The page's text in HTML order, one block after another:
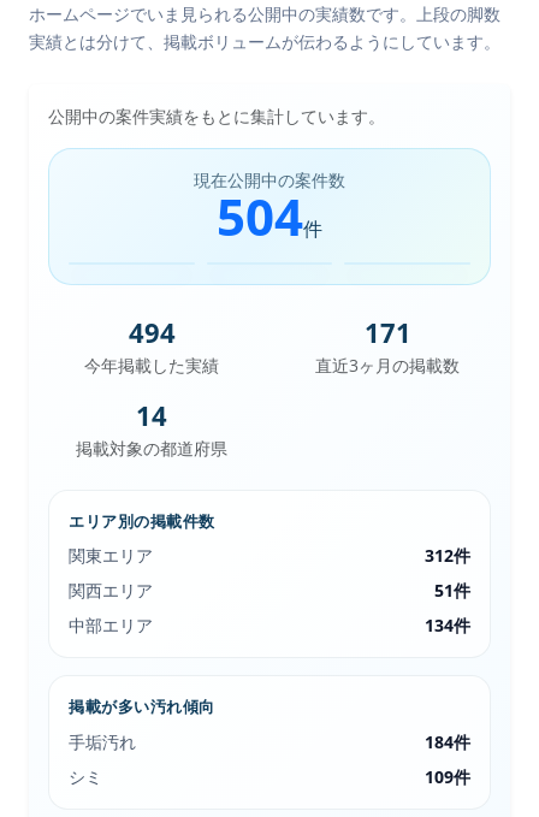
ホームページでいま見られる公開中の実績数です。上段の脚数
実績とは分けて、掲載ボリュームが伝わるようにしています。
公開中の案件実績をもとに集計しています。
現在公開中の案件数
504件
494
今年掲載した実績
171
直近3ヶ月の掲載数
14
掲載対象の都道府県
エリア別の掲載件数
関東エリア
312件
関西エリア
51件
中部エリア
134件
掲載が多い汚れ傾向
手垢汚れ
184件
シミ
109件